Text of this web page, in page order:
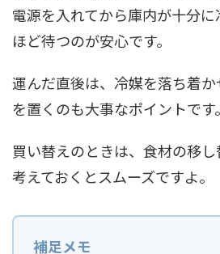
電源を入れてから庫内が十分
ほど待つのが安心です。
運んだ直後は、冷媒を落ち着
を置くのも大事なポイントです。
買い替えのときは、食材の移
考えておくとスムーズですよ。